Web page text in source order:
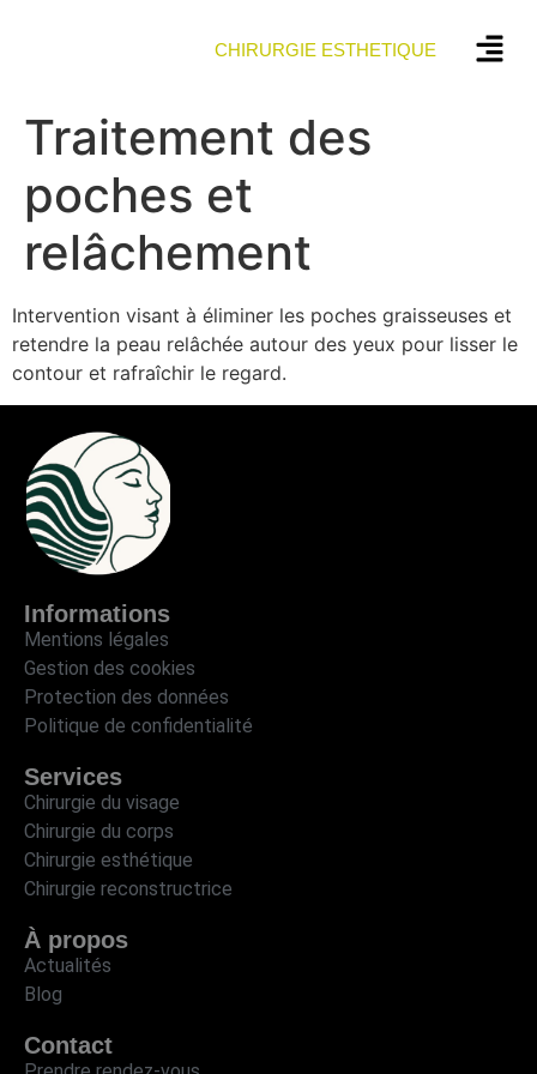
CHIRURGIE ESTHETIQUE
Traitement des
poches et
relâchement
Intervention visant à éliminer les poches graisseuses et
retendre la peau relâchée autour des yeux pour lisser le
contour et rafraîchir le regard.
Informations
Mentions légales
Gestion des cookies
Protection des données
Politique de confidentialité
Services
Chirurgie du visage
Chirurgie du corps
Chirurgie esthétique
Chirurgie reconstructrice
À propos
Actualités
Blog
Contact